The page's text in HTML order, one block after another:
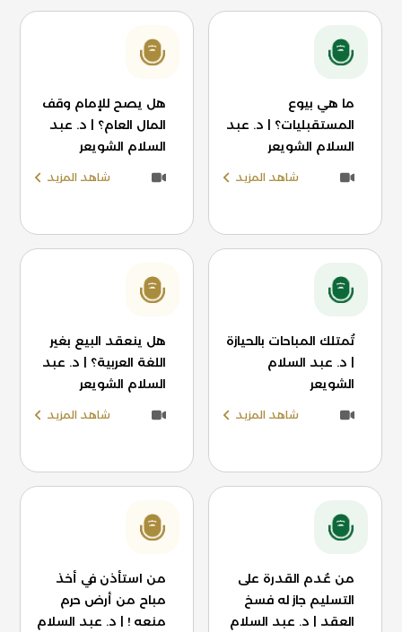
ما هي بيوع
المستقبليات؟ | د. عبد
السلام الشويعر
شاهد المزيد
هل يصح للإمام وقف
المال العام؟ | د. عبد
السلام الشويعر
شاهد المزيد
تُمتلك المباحات بالحيازة
| د. عبد السلام
الشويعر
شاهد المزيد
هل ينعقد البيع بغير
اللغة العربية؟ | د. عبد
السلام الشويعر
شاهد المزيد
من عُدم القدرة على
التسليم جاز له فسخ
العقد | د. عبد السلام
من استأذن في أخذ
مباح من أرض حرم
منعه ! | د. عبد السلام